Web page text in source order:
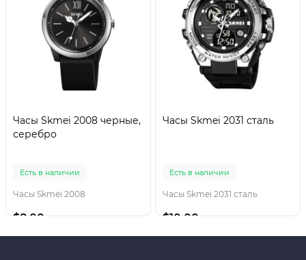
Часы Skmei 2008 черные,
серебро
Есть в наличии
Часы Skmei 2008
$8.00
Часы Skmei 2031 сталь
Есть в наличии
Часы Skmei 2031 сталь
$10.00